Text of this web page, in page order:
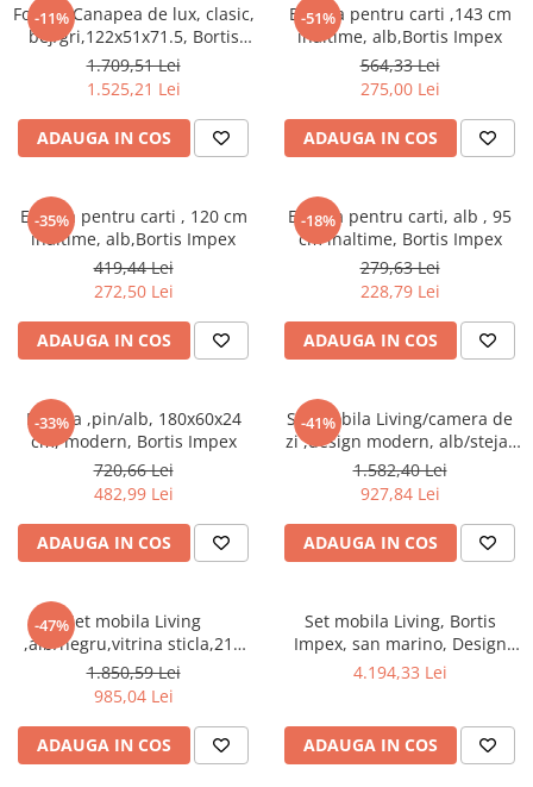
Seturi hol cuiere
Mobilier Birou
Birouri
Birouri pe colt
Canapele birou
Dulapuri birou/bibliorafturi
Mese birou
Scaune Birou
Seturi mobilier birou complet
Camera copiilor
Birouri camera copilului
Canapele copii
Fotolii
Paturi pentru copii
Paturi supraetajate
COVOARE CLASICE
COVOARE PUFOASE(SHAGGY)FIR
LUNG
-11%
Fotoliu/Canapea de lux, clasic,
bej/gri,122x51x71.5, Bortis
Impex
1.709,51 Lei
1.525,21 Lei
ADAUGA IN COS
-51%
Etajera pentru carti ,143 cm
inaltime, alb,Bortis Impex
564,33 Lei
275,00 Lei
ADAUGA IN COS
-35%
Etajera pentru carti , 120 cm
inaltime, alb,Bortis Impex
419,44 Lei
272,50 Lei
ADAUGA IN COS
-18%
Etajera pentru carti, alb , 95
cm inaltime, Bortis Impex
279,63 Lei
228,79 Lei
ADAUGA IN COS
-33%
Etajera ,pin/alb, 180x60x24
cm, modern, Bortis Impex
720,66 Lei
482,99 Lei
ADAUGA IN COS
-41%
Set mobila Living/camera de
zi ,design modern, alb/stejar
auriu ,175 cm lungime,vitrina
sticla, Bortis
1.582,40 Lei
927,84 Lei
ADAUGA IN COS
-47%Set mobila Living
,alb/negru,vitrina sticla,210
cm lungime ,Bortis Impex
1.850,59 Lei
985,04 Lei
ADAUGA IN COS
Set mobila Living, Bortis
Impex, san marino, Design
elegant, 300 x 200 cm
4.194,33 Lei
ADAUGA IN COS